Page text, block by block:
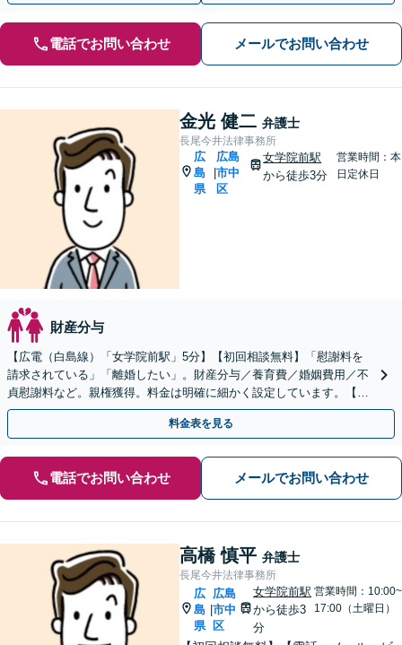
電話でお問い合わせ メールでお問い合わせ
金光 健二 弁護士
長尾今井法律事務所
広
島
県
広島
市中
区
女学院前駅
から徒歩3分
営業時間：本
日定休日
財産分与
【広電（白島線）「女学院前駅」5分】【初回相談無料】「慰謝料を
請求されている」「離婚したい」。財産分与／養育費／婚姻費用／不
貞慰謝料など。親権獲得。料金は明確に細かく設定しています。【休
日・夜間対応可】
料金表を見る
電話でお問い合わせ メールでお問い合わせ
高橋 慎平 弁護士
長尾今井法律事務所
広
島
県
広島
市中
区
女学院前駅
から徒歩3
分
営業時間：10:00~
17:00（土曜日）